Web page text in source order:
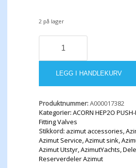
2 på lager
ACORN
Union
D22
antall
LEGG I HANDLEKURV
Produktnummer:A000017382
Kategorier:ACORN HEP2O PUSH-
Fitting Valves
Stikkord: azimut accessories,
Azimut Service,Azimut sink,
Azimut Utstyr,AzimutYachts,
Reserverdeler Azimut